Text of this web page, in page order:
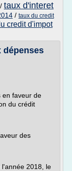
/ taux d'interet
/ taux du credit
credit d'impot
dépenses
en faveur de
du crédit
des
2018, le